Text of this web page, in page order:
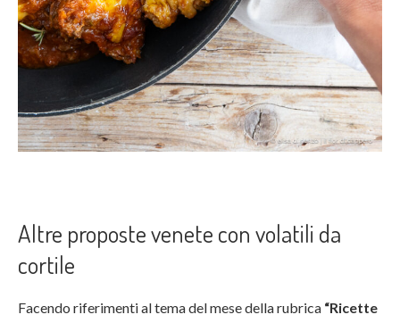
Altre proposte venete con volatili da
cortile
Facendo riferimenti al tema del mese della rubrica “Ricette